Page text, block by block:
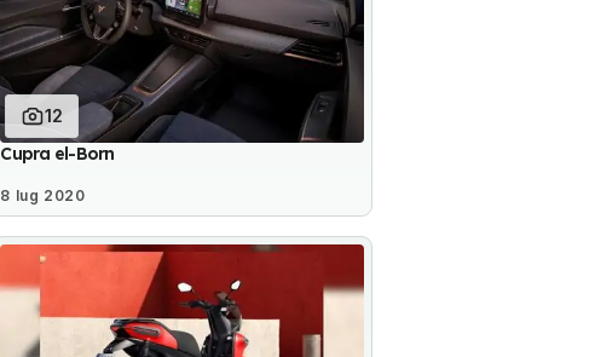
12
Cupra el-Born
8 lug 2020